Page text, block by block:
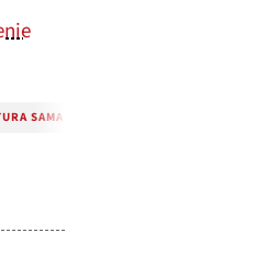
SAMA PISZE